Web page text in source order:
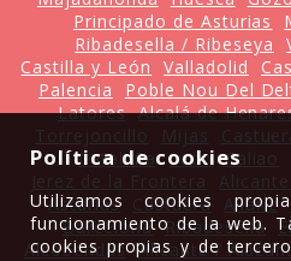
Principado de Asturias
Ribadesella / Ribeseya
Castilla y León
Valladolid
Palencia
Poble Nou Del
Latores Alcalá de
Cataluña
León Caliao
Asturias
Castuera Allariz
Barcelona Ribadesella
Alcobendas Alicante /
Política de cookies
Utilizamos cookies
funcionamiento de la web.
cookies propias y de